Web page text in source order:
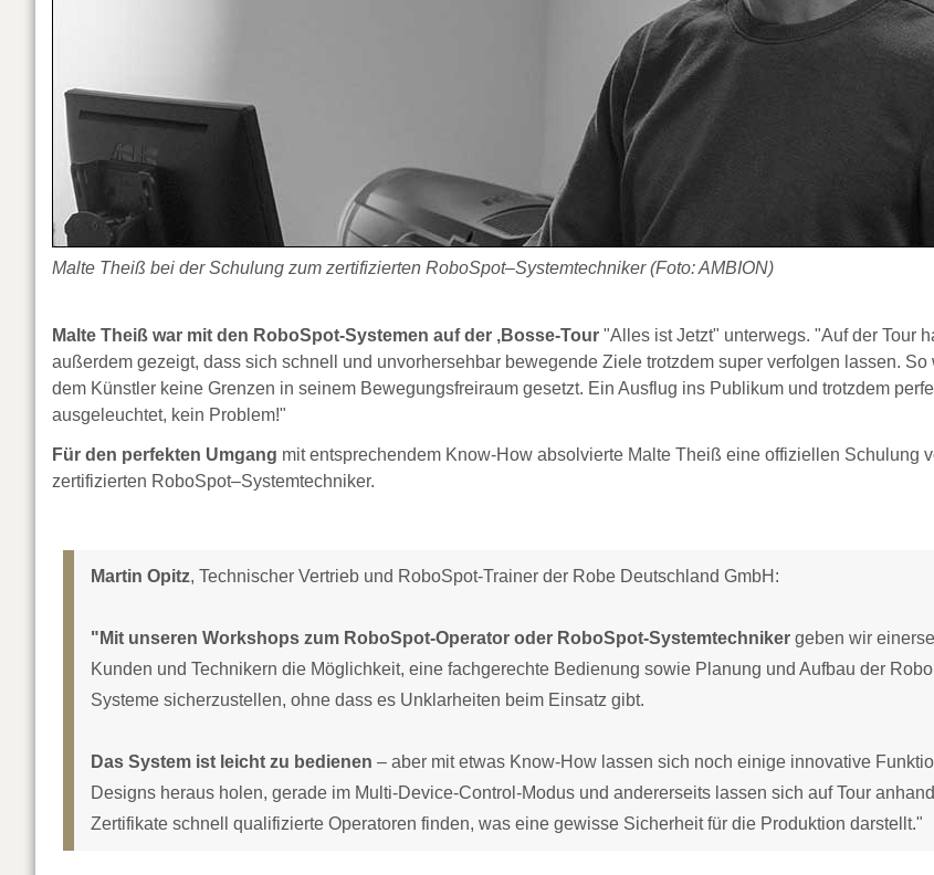
Malte Theiß bei der Schulung zum zertifizierten RoboSpot–Systemtechniker (Foto: AMBION)
Malte Theiß war mit den RoboSpot-Systemen auf der ‚Bosse-Tour "Alles ist Jetzt" unterwegs. "Auf der Tour
außerdem gezeigt, dass sich schnell und unvorhersehbar bewegende Ziele trotzdem super verfolgen lassen. So
dem Künstler keine Grenzen in seinem Bewegungsfreiraum gesetzt. Ein Ausflug ins Publikum und trotzdem
ausgeleuchtet, kein Problem!"
Für den perfekten Umgang mit entsprechendem Know-How absolvierte Malte Theiß eine offiziellen Schulung
zertifizierten RoboSpot–Systemtechniker.
Martin Opitz, Technischer Vertrieb und RoboSpot-Trainer der Robe Deutschland GmbH:
"Mit unseren Workshops zum RoboSpot-Operator oder RoboSpot-Systemtechniker geben wir
Kunden und Technikern die Möglichkeit, eine fachgerechte Bedienung sowie Planung und Aufbau der
Systeme sicherzustellen, ohne dass es Unklarheiten beim Einsatz gibt.
Das System ist leicht zu bedienen – aber mit etwas Know-How lassen sich noch einige innovative
Designs heraus holen, gerade im Multi-Device-Control-Modus und andererseits lassen sich auf Tour
Zertifikate schnell qualifizierte Operatoren finden, was eine gewisse Sicherheit für die Produktion darstellt."